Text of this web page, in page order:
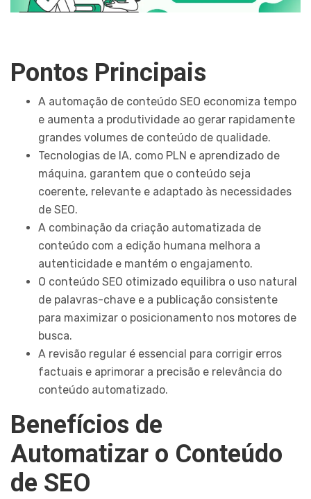
Pontos Principais
A automação de conteúdo SEO economiza tempo
e aumenta a produtividade ao gerar rapidamente
grandes volumes de conteúdo de qualidade.
Tecnologias de IA, como PLN e aprendizado de
máquina, garantem que o conteúdo seja
coerente, relevante e adaptado às necessidades
de SEO.
A combinação da criação automatizada de
conteúdo com a edição humana melhora a
autenticidade e mantém o engajamento.
O conteúdo SEO otimizado equilibra o uso natural
de palavras-chave e a publicação consistente
para maximizar o posicionamento nos motores de
busca.
A revisão regular é essencial para corrigir erros
factuais e aprimorar a precisão e relevância do
conteúdo automatizado.
Benefícios de
Automatizar o Conteúdo
de SEO